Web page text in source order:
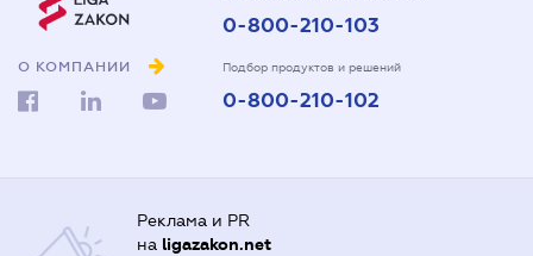
О КОМПАНИИ
0-800-210-103
Подбор продуктов и решений
0-800-210-102
Реклама и PR
на ligazakon.net